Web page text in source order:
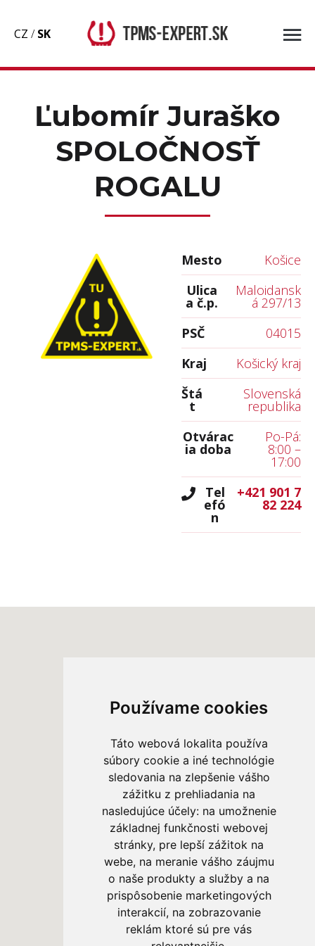
Používame cookies
Táto webová lokalita používa
súbory cookie a iné technológie
sledovania na zlepšenie vášho
zážitku z prehliadania na
nasledujúce účely: na umožnenie
základnej funkčnosti webovej
stránky, pre lepší zážitok na
webe, na meranie vášho záujmu
o naše produkty a služby a na
prispôsobenie marketingových
interakcií, na zobrazovanie
reklám ktoré sú pre vás
CZ /SK
Ľubomír Juraško
SPOLOČNOSŤ
ROGALU
Mesto
Košice
Ulica
a č.p.
Maloidansk
á 297/13
PSČ
04015
Kraj
Košický kraj
Štá
t
Slovenská
republika
Otvárac
ia doba
Po-Pá:
8:00 –
17:00
Tel
efó
n
+421 901 7
82 224